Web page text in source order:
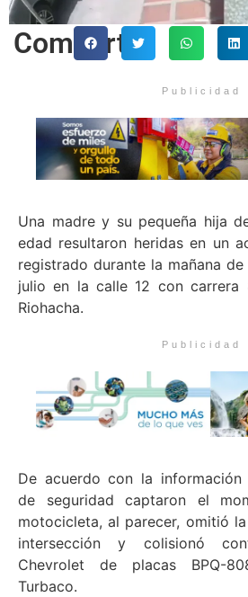
Comparte
Publicidad
Una madre y su pequeña hija
edad resultaron heridas en un
registrado durante la mañana
julio en la calle 12 con
Riohacha.
Publicidad
De acuerdo con la información
de seguridad captaron el
motocicleta, al parecer, omitió
intersección y colisionó
Chevrolet de placas BPQ-
Turbaco.